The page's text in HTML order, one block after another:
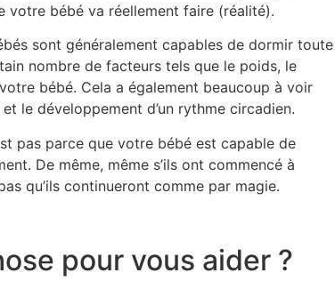
votre bébé va réellement faire (réalité).
sont généralement capables de dormir toute
nombre de facteurs tels que le poids, le
bébé. Cela a également beaucoup à voir
le développement d’un rythme circadien.
pas parce que votre bébé est capable de
De même, même s’ils ont commencé à
qu’ils continueront comme par magie.
pour vous aider ?